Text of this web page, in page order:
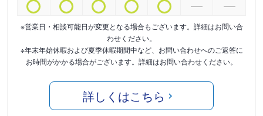
※営業日・相談可能日が変更となる場合もございます。詳細はお問い合
わせください。
※年末年始休暇および夏季休暇期間中など、お問い合わせへのご返答に
お時間がかかる場合がございます。詳細はお問い合わせください。
詳しくはこちら